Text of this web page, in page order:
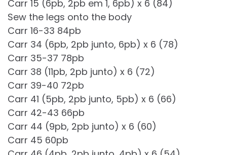
Carr 15 (6pb, 2pb em 1, 6pb) x 6 (84)
Sew the legs onto the body
Carr 16-33 84pb
Carr 34 (6pb, 2pb junto, 6pb) x 6 (78)
Carr 35-37 78pb
Carr 38 (11pb, 2pb junto) x 6 (72)
Carr 39-40 72pb
Carr 41 (5pb, 2pb junto, 5pb) x 6 (66)
Carr 42-43 66pb
Carr 44 (9pb, 2pb junto) x 6 (60)
Carr 45 60pb